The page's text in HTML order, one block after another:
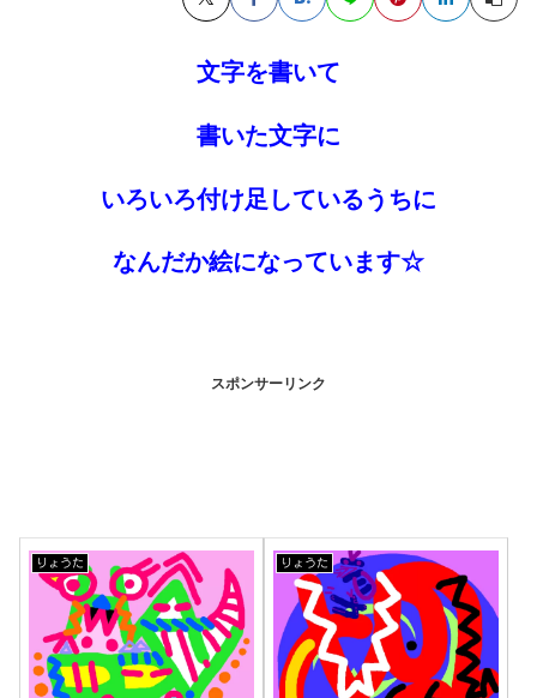
文字を書いて
書いた文字に
いろいろ付け足しているうちに
なんだか絵になっています☆
スポンサーリンク
りょうた りょうた